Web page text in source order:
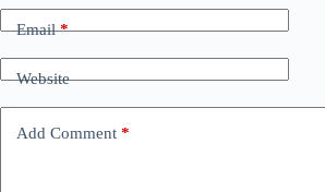
Email*
Website
Add Comment *